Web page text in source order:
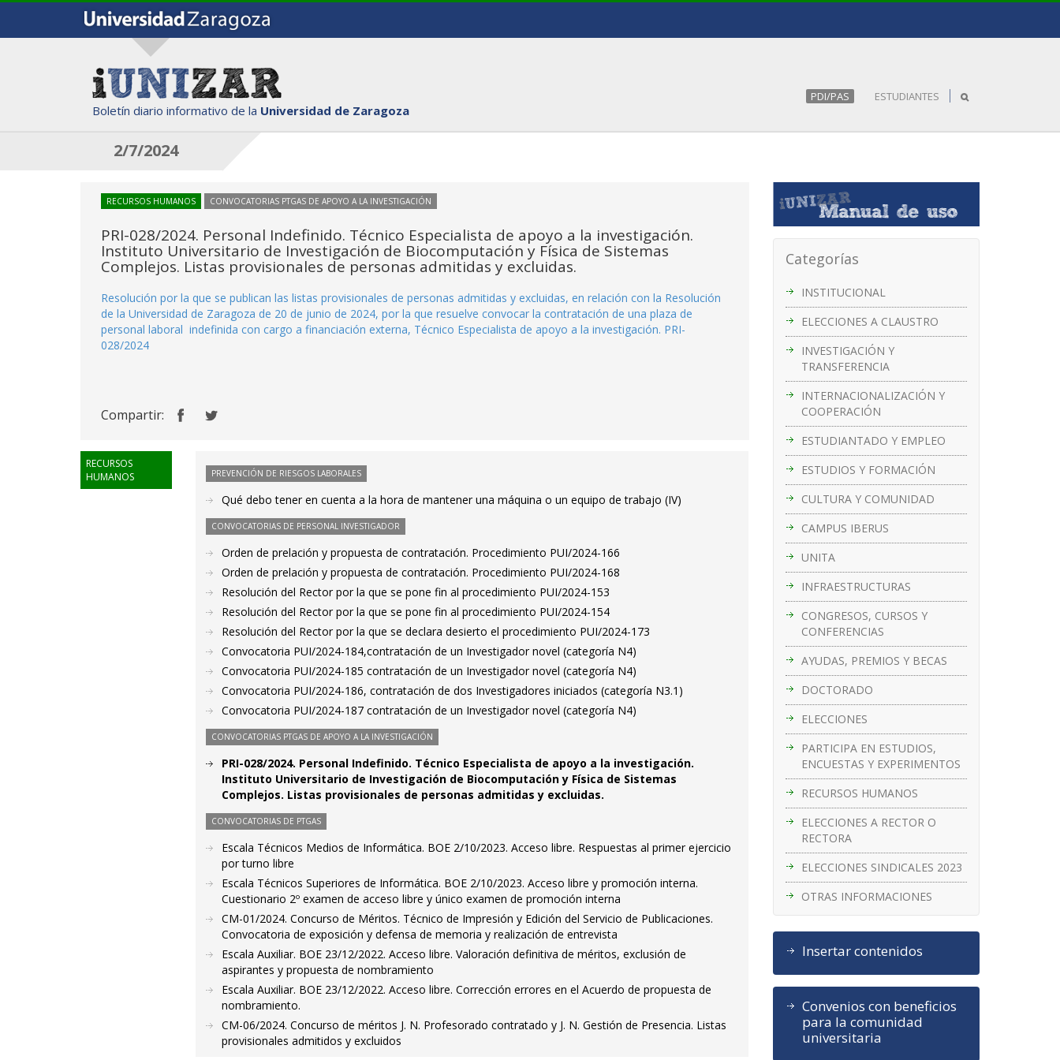
Boletín diario informativo de la Universidad de Zaragoza
PDI/PAS ESTUDIANTES
2/7/2024
Categorías
INSTITUCIONAL
ELECCIONES A CLAUSTRO
INVESTIGACIÓN Y
TRANSFERENCIA
INTERNACIONALIZACIÓN Y
COOPERACIÓN
ESTUDIANTADO Y EMPLEO
ESTUDIOS Y FORMACIÓN
CULTURA Y COMUNIDAD
CAMPUS IBERUS
UNITA
INFRAESTRUCTURAS
CONGRESOS, CURSOS Y
CONFERENCIAS
AYUDAS, PREMIOS Y BECAS
DOCTORADO
ELECCIONES
PARTICIPA EN ESTUDIOS,
ENCUESTAS Y EXPERIMENTOS
RECURSOS HUMANOS
ELECCIONES A RECTOR O
RECTORA
ELECCIONES SINDICALES 2023
OTRAS INFORMACIONES
Insertar contenidos
Convenios con beneficios
para la comunidad
universitaria
RECURSOS HUMANOS CONVOCATORIAS PTGAS DE APOYO A LA INVESTIGACIÓN
PRI-028/2024. Personal Indefinido. Técnico Especialista de apoyo a la investigación.
Instituto Universitario de Investigación de Biocomputación y Física de Sistemas
Complejos. Listas provisionales de personas admitidas y excluidas.
Resolución por la que se publican las listas provisionales de personas admitidas y excluidas, en relación con la Resolución
de la Universidad de Zaragoza de 20 de junio de 2024, por la que resuelve convocar la contratación de una plaza de
personal laboral indefinida con cargo a financiación externa, Técnico Especialista de apoyo a la investigación. PRI-
028/2024
Compartir:
RECURSOS
HUMANOS
PREVENCIÓN DE RIESGOS LABORALES
Qué debo tener en cuenta a la hora de mantener una máquina o un equipo de trabajo (IV)
CONVOCATORIAS DE PERSONAL INVESTIGADOR
Orden de prelación y propuesta de contratación. Procedimiento PUI/2024-166
Orden de prelación y propuesta de contratación. Procedimiento PUI/2024-168
Resolución del Rector por la que se pone fin al procedimiento PUI/2024-153
Resolución del Rector por la que se pone fin al procedimiento PUI/2024-154
Resolución del Rector por la que se declara desierto el procedimiento PUI/2024-173
Convocatoria PUI/2024-184,contratación de un Investigador novel (categoría N4)
Convocatoria PUI/2024-185 contratación de un Investigador novel (categoría N4)
Convocatoria PUI/2024-186, contratación de dos Investigadores iniciados (categoría N3.1)
Convocatoria PUI/2024-187 contratación de un Investigador novel (categoría N4)
CONVOCATORIAS PTGAS DE APOYO A LA INVESTIGACIÓN
PRI-028/2024. Personal Indefinido. Técnico Especialista de apoyo a la investigación.
Instituto Universitario de Investigación de Biocomputación y Física de Sistemas
Complejos. Listas provisionales de personas admitidas y excluidas.
CONVOCATORIAS DE PTGAS
Escala Técnicos Medios de Informática. BOE 2/10/2023. Acceso libre. Respuestas al primer ejercicio
por turno libre
Escala Técnicos Superiores de Informática. BOE 2/10/2023. Acceso libre y promoción interna.
Cuestionario 2º examen de acceso libre y único examen de promoción interna
CM-01/2024. Concurso de Méritos. Técnico de Impresión y Edición del Servicio de Publicaciones.
Convocatoria de exposición y defensa de memoria y realización de entrevista
Escala Auxiliar. BOE 23/12/2022. Acceso libre. Valoración definitiva de méritos, exclusión de
aspirantes y propuesta de nombramiento
Escala Auxiliar. BOE 23/12/2022. Acceso libre. Corrección errores en el Acuerdo de propuesta de
nombramiento.
CM-06/2024. Concurso de méritos J. N. Profesorado contratado y J. N. Gestión de Presencia. Listas
provisionales admitidos y excluidos